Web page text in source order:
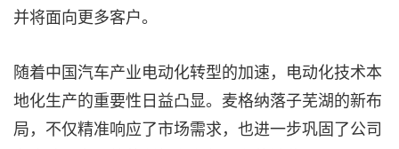
并将面向更多客户。
随着中国汽车产业电动化转型的加速，电动化技术本
地化生产的重要性日益凸显。麦格纳落子芜湖的新布
局，不仅精准响应了市场需求，也进一步巩固了公司